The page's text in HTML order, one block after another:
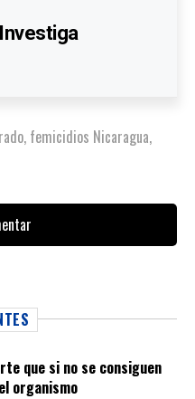
, femicidios Nicaragua,
que si no se consiguen
organismo